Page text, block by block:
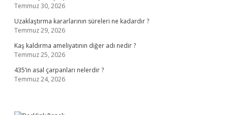
Temmuz 30, 2026
Uzaklaştırma kararlarının süreleri ne kadardır ?
Temmuz 29, 2026
Kaş kaldırma ameliyatının diğer adı nedir ?
Temmuz 25, 2026
435’in asal çarpanları nelerdir ?
Temmuz 24, 2026